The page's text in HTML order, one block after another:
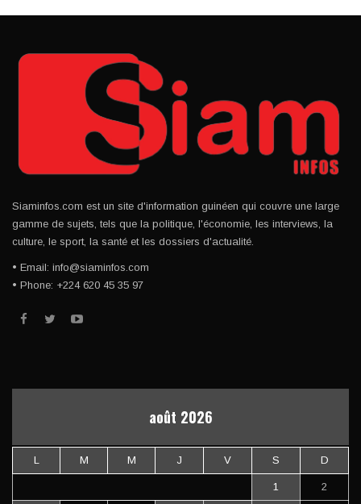
Siaminfos.com est un site d'information guinéen qui couvre une large
gamme de sujets, tels que la politique, l'économie, les interviews, la
culture, le sport, la santé et les dossiers d'actualité.
• Email: info@siaminfos.com
• Phone: +224 620 45 35 97
août 2026
L M M J V S D
1 2